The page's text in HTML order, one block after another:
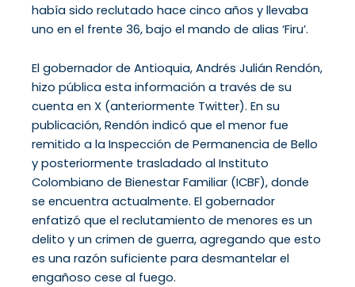
había sido reclutado hace cinco años y llevaba
uno en el frente 36, bajo el mando de alias ‘Firu’.
El gobernador de Antioquia, Andrés Julián Rendón,
hizo pública esta información a través de su
cuenta en X (anteriormente Twitter). En su
publicación, Rendón indicó que el menor fue
remitido a la Inspección de Permanencia de Bello
y posteriormente trasladado al Instituto
Colombiano de Bienestar Familiar (ICBF), donde
se encuentra actualmente. El gobernador
enfatizó que el reclutamiento de menores es un
delito y un crimen de guerra, agregando que esto
es una razón suficiente para desmantelar el
engañoso cese al fuego.